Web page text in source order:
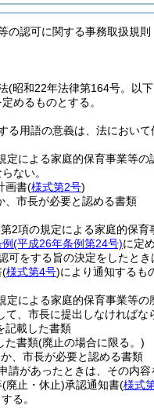
の認可に関する事務取扱規則
(昭和22年法律第164号。以
めるものとする。
る用語の意義は、法において
定による家庭的保育事業等
ない。
画書(様式第2号)
、市長が必要と認める書類
2項の規定による家庭的保
(平成26年条例第24号)に定
可をする旨の決定をしたと
(様式第4号)により通知するも
定による家庭的保育事業等
、市長に提出しなければな
記載した書類
た書類(廃止の場合に限る。)
、市長が必要と認める書類
請があったときは、その内
(廃止・休止)承認通知書(様式
る。